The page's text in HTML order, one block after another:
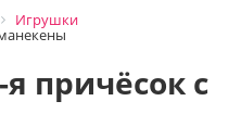
Игрушки
причёсок с